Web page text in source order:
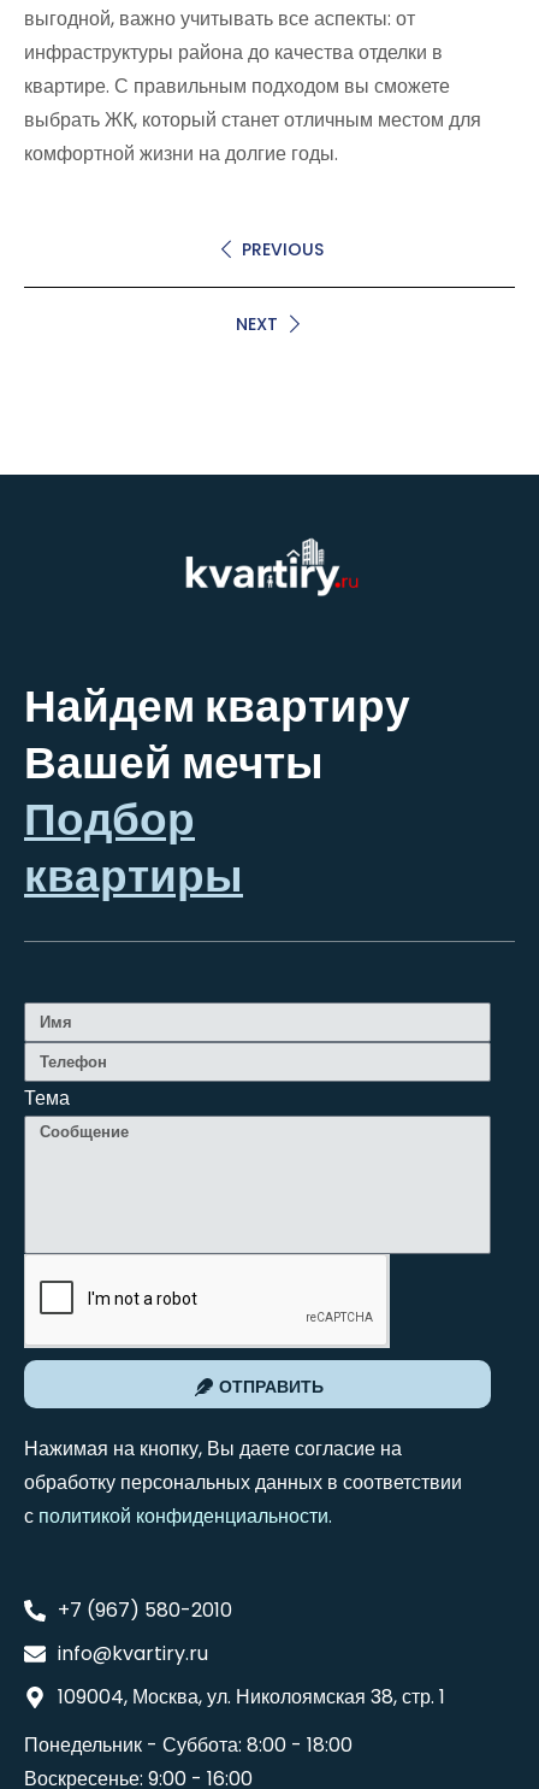
выгодной, важно учитывать все аспекты: от
инфраструктуры района до качества отделки в
квартире. С правильным подходом вы сможете
выбрать ЖК, который станет отличным местом для
комфортной жизни на долгие годы.
PREVIOUS
NEXT
Найдем квартиру
Вашей мечты
Подбор
квартиры
Тема
ОТПРАВИТЬ
Нажимая на кнопку, Вы даете согласие на
обработку персональных данных в соответствии
с политикой конфиденциальности.
+7 (967) 580-2010
info@kvartiry.ru
109004, Москва, ул. Николоямская 38, стр. 1
Понедельник - Суббота: 8:00 - 18:00
Воскресенье: 9:00 - 16:00